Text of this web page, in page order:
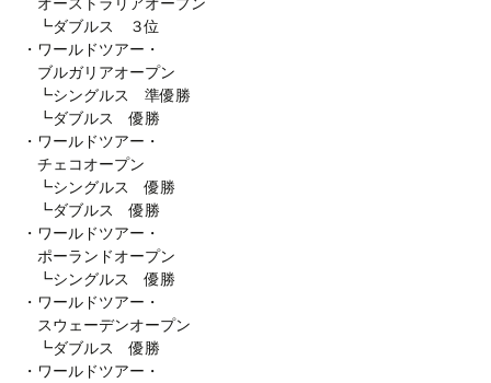
┗ダブルス ３位
・ワールドツアー・
ブルガリアオープン
┗シングルス 準優勝
┗ダブルス 優勝
・ワールドツアー・
チェコオープン
┗シングルス 優勝
┗ダブルス 優勝
・ワールドツアー・
ポーランドオープン
┗シングルス 優勝
・ワールドツアー・
スウェーデンオープン
┗ダブルス 優勝
・ワールドツアー・